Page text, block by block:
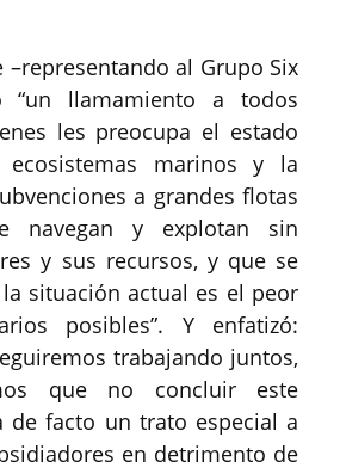
al Grupo Six
“un llamamiento a todos
les preocupa el estado
marinos y la
a grandes flotas
navegan y explotan sin
y sus recursos, y que se
situación actual es el peor
posibles”. Y enfatizó:
trabajando juntos,
que no concluir este
de facto un trato especial a
en detrimento de